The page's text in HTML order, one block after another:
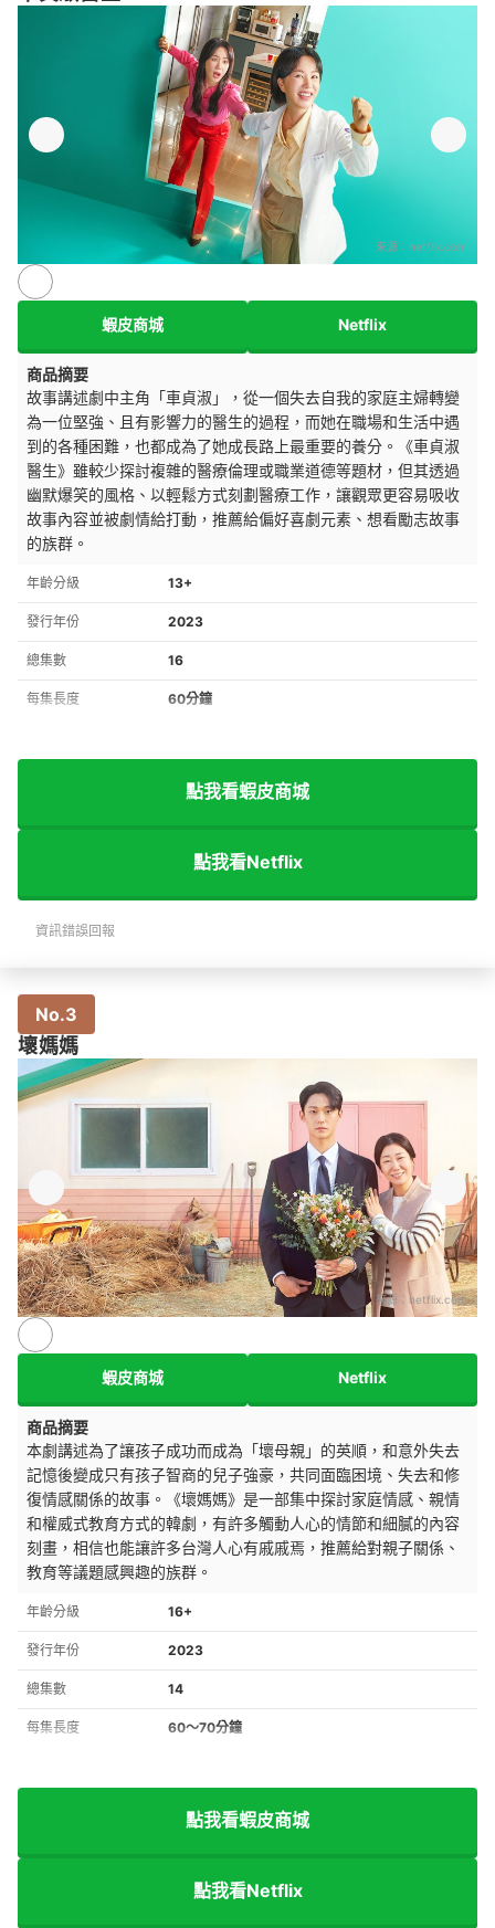
來源： netflix.com
蝦皮商城 Netflix
商品摘要
故事講述劇中主角「車貞淑」，從一個失去自我的家庭主婦轉變
為一位堅強、且有影響力的醫生的過程，而她在職場和生活中遇
到的各種困難，也都成為了她成長路上最重要的養分。《車貞淑
醫生》雖較少探討複雜的醫療倫理或職業道德等題材，但其透過
幽默爆笑的風格、以輕鬆方式刻劃醫療工作，讓觀眾更容易吸收
故事內容並被劇情給打動，推薦給偏好喜劇元素、想看勵志故事
的族群。
年齡分級 13+
發行年份 2023
總集數 16
每集長度 60分鐘
點我看蝦皮商城
點我看Netflix
資訊錯誤回報
No.3
壞媽媽
來源： netflix.com
蝦皮商城 Netflix
商品摘要
本劇講述為了讓孩子成功而成為「壞母親」的英順，和意外失去
記憶後變成只有孩子智商的兒子強豪，共同面臨困境、失去和修
復情感關係的故事。《壞媽媽》是一部集中探討家庭情感、親情
和權威式教育方式的韓劇，有許多觸動人心的情節和細膩的內容
刻畫，相信也能讓許多台灣人心有戚戚焉，推薦給對親子關係、
教育等議題感興趣的族群。
年齡分級 16+
發行年份 2023
總集數 14
每集長度 60～70分鐘
點我看蝦皮商城
點我看Netflix